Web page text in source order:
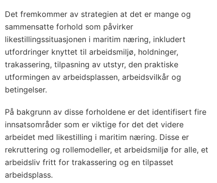
Det fremkommer av strategien at det er mange og
sammensatte forhold som påvirker
likestillingssituasjonen i maritim næring, inkludert
utfordringer knyttet til arbeidsmiljø, holdninger,
trakassering, tilpasning av utstyr, den praktiske
utformingen av arbeidsplassen, arbeidsvilkår og
betingelser.
På bakgrunn av disse forholdene er det identifisert fire
innsatsområder som er viktige for det det videre
arbeidet med likestilling i maritim næring. Disse er
rekruttering og rollemodeller, et arbeidsmiljø for alle, et
arbeidsliv fritt for trakassering og en tilpasset
arbeidsplass.